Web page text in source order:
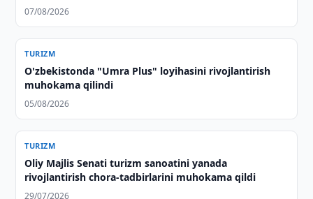
07/08/2026
TURIZM
O'zbekistonda "Umra Plus" loyihasini rivojlantirish
muhokama qilindi
05/08/2026
TURIZM
Oliy Majlis Senati turizm sanoatini yanada
rivojlantirish chora-tadbirlarini muhokama qildi
29/07/2026